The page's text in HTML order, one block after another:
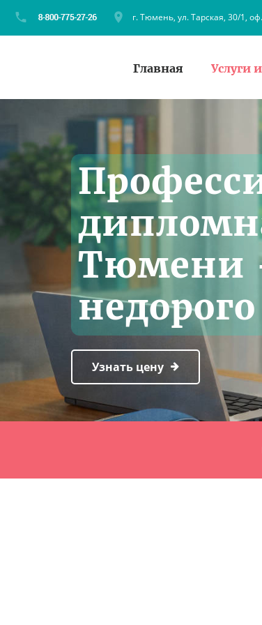
г. Тюмень, ул. Тарская, 30/1,
Главная Услуги
Тюмени
недорого
Узнать цену